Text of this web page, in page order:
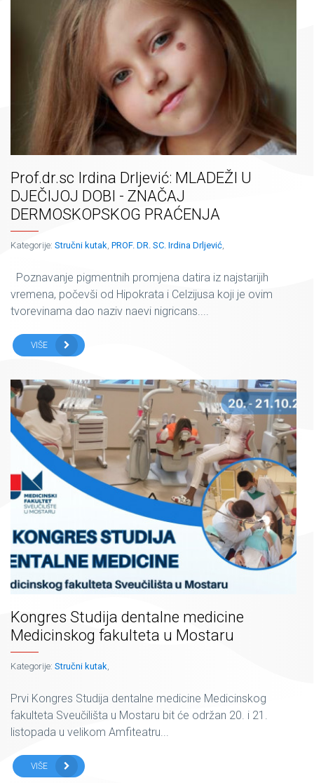
Prof.dr.sc Irdina Drljević: MLADEŽI U
DJEČIJOJ DOBI - ZNAČAJ
DERMOSKOPSKOG PRAĆENJA
Kategorije: Stručni kutak, PROF. DR. SC. Irdina Drljević,
Poznavanje pigmentnih promjena datira iz najstarijih
vremena, počevši od Hipokrata i Celzijusa koji je ovim
tvorevinama dao naziv naevi nigricans....
VIŠE
Kongres Studija dentalne medicine
Medicinskog fakulteta u Mostaru
Kategorije: Stručni kutak,
Prvi Kongres Studija dentalne medicine Medicinskog
fakulteta Sveučilišta u Mostaru bit će održan 20. i 21.
listopada u velikom Amfiteatru...
VIŠE